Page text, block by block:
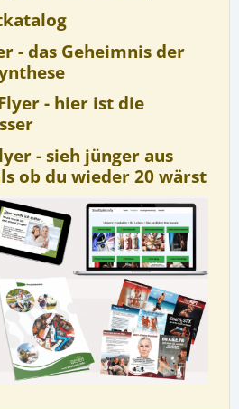
- das Geheimnis der
- hier ist die
- sieh jünger aus
ob du wieder 20 wärst